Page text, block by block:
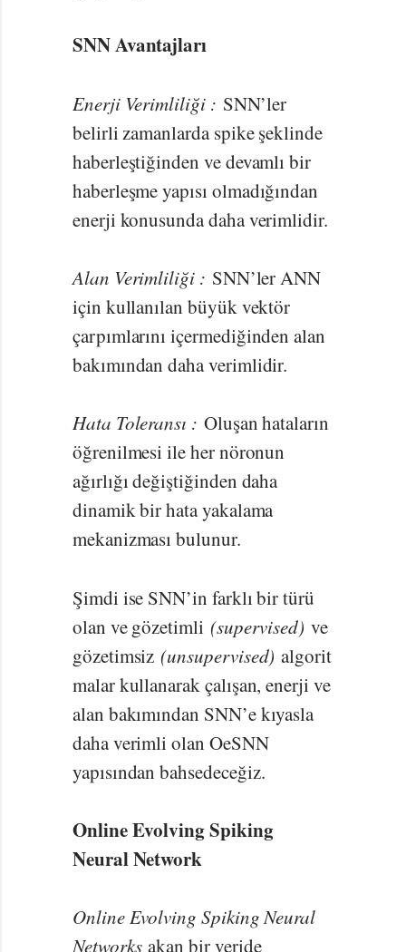
SNN Avantajları
Enerji Verimliliği : SNN’ler
belirli zamanlarda spike şeklinde
haberleştiğinden ve devamlı bir
haberleşme yapısı olmadığından
enerji konusunda daha verimlidir.
Alan Verimliliği : SNN’ler ANN
için kullanılan büyük vektör
çarpımlarını içermediğinden alan
bakımından daha verimlidir.
Hata Toleransı : Oluşan hataların
öğrenilmesi ile her nöronun
ağırlığı değiştiğinden daha
dinamik bir hata yakalama
mekanizması bulunur.
Şimdi ise SNN’in farklı bir türü
olan ve gözetimli (supervised) ve
gözetimsiz (unsupervised) algorit
malar kullanarak çalışan, enerji ve
alan bakımından SNN’e kıyasla
daha verimli olan OeSNN
yapısından bahsedeceğiz.
Online Evolving Spiking
Neural Network
Online Evolving Spiking Neural
Networksakan bir veride